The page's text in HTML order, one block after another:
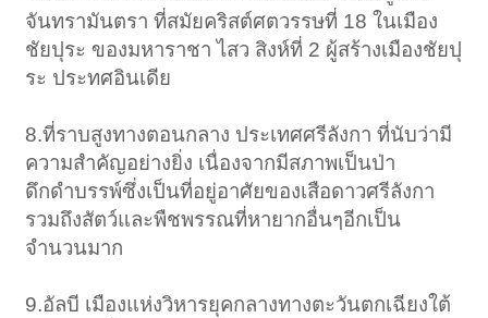
จันทรามันตรา ที่สมัยคริสต์ศตวรรษที่ 18 ในเมือง
ชัยปุระ ของมหาราชา ไสว สิงห์ที่ 2 ผู้สร้างเมืองชัยปุ
ระ ประทศอินเดีย
8.ที่ราบสูงทางตอนกลาง ประเทศศรีลังกา ที่นับว่ามี
ความสำคัญอย่างยิ่ง เนื่องจากมีสภาพเป็นป่า
ดึกดำบรรพ์ซึ่งเป็นที่อยู่อาศัยของเสือดาวศรีลังกา
รวมถึงสัตว์และพืชพรรณที่หายากอื่นๆอีกเป็น
จำนวนมาก
9.อัลบี เมืองแห่งวิหารยุคกลางทางตะวันตกเฉียงใต้